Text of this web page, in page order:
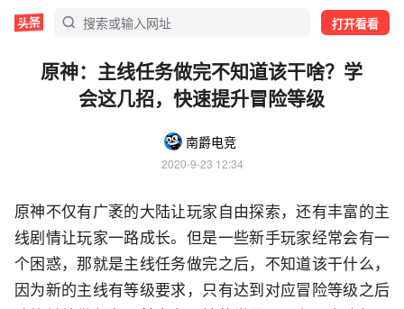
打开看看
原神：主线任务做完不知道该干啥？学
会这几招，快速提升冒险等级
南爵电竞
2020-9-23 12:34
原神不仅有广袤的大陆让玩家自由探索，还有丰富的主
线剧情让玩家一路成长。但是一些新手玩家经常会有一
个困惑，那就是主线任务做完之后，不知道该干什么，
因为新的主线有等级要求，只有达到对应冒险等级之后